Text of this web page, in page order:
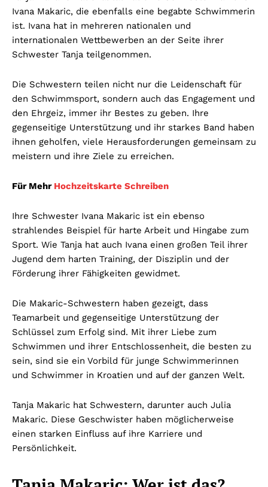
Ivana Makaric, die ebenfalls eine begabte Schwimmerin
ist. Ivana hat in mehreren nationalen und
internationalen Wettbewerben an der Seite ihrer
Schwester Tanja teilgenommen.
Die Schwestern teilen nicht nur die Leidenschaft für
den Schwimmsport, sondern auch das Engagement und
den Ehrgeiz, immer ihr Bestes zu geben. Ihre
gegenseitige Unterstützung und ihr starkes Band haben
ihnen geholfen, viele Herausforderungen gemeinsam zu
meistern und ihre Ziele zu erreichen.
Für Mehr Hochzeitskarte Schreiben
Ihre Schwester Ivana Makaric ist ein ebenso
strahlendes Beispiel für harte Arbeit und Hingabe zum
Sport. Wie Tanja hat auch Ivana einen großen Teil ihrer
Jugend dem harten Training, der Disziplin und der
Förderung ihrer Fähigkeiten gewidmet.
Die Makaric-Schwestern haben gezeigt, dass
Teamarbeit und gegenseitige Unterstützung der
Schlüssel zum Erfolg sind. Mit ihrer Liebe zum
Schwimmen und ihrer Entschlossenheit, die besten zu
sein, sind sie ein Vorbild für junge Schwimmerinnen
und Schwimmer in Kroatien und auf der ganzen Welt.
Tanja Makaric hat Schwestern, darunter auch Julia
Makaric. Diese Geschwister haben möglicherweise
einen starken Einfluss auf ihre Karriere und
Persönlichkeit.